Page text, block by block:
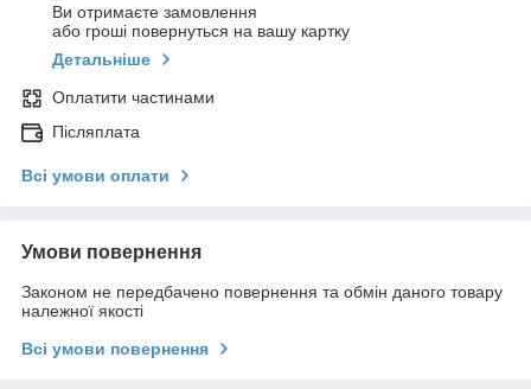
Ви отримаєте замовлення
або гроші повернуться на вашу картку
Детальніше
Оплатити частинами
Післяплата
Всі умови оплати
Умови повернення
Законом не передбачено повернення та обмін даного товару
належної якості
Всі умови повернення